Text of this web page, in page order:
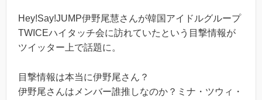
Hey!Say!JUMP伊野尾慧さんが韓国アイドルグループ
TWICEハイタッチ会に訪れていたという目撃情報が
ツイッター上で話題に。
目撃情報は本当に伊野尾さん？
伊野尾さんはメンバー誰推しなのか？ミナ・ツウィ・